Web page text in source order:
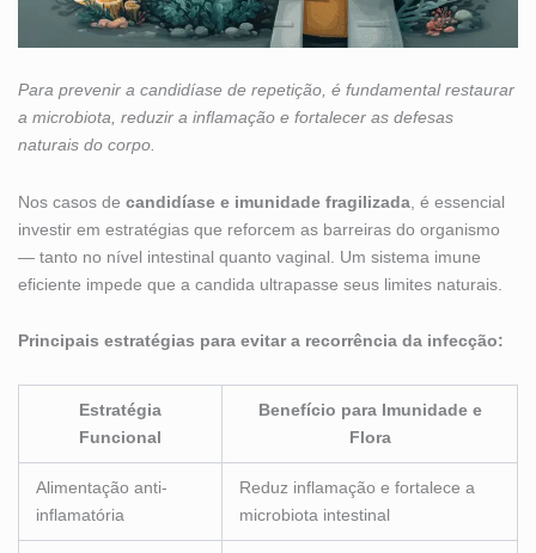
Para prevenir a candidíase de repetição, é fundamental restaurar
a microbiota, reduzir a inflamação e fortalecer as defesas
naturais do corpo.
Nos casos de candidíase e imunidade fragilizada , é essencial
investir em estratégias que reforcem as barreiras do organismo
— tanto no nível intestinal quanto vaginal. Um sistema imune
eficiente impede que a candida ultrapasse seus limites naturais.
Principais estratégias para evitar a recorrência da infecção:
Estratégia
Funcional
Benefício para Imunidade e
Flora
Alimentação anti-
inflamatória
Reduz inflamação e fortalece a
microbiota intestinal